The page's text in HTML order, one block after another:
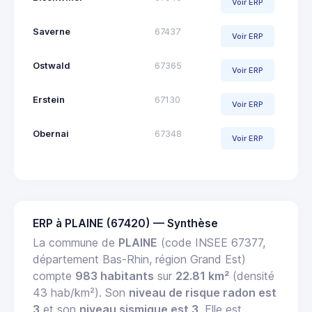
Voir ERP
Saverne 67437 Voir ERP
Ostwald 67365 Voir ERP
Erstein 67130 Voir ERP
Obernai 67348 Voir ERP
ERP à PLAINE (67420) — Synthèse
La commune de PLAINE (code INSEE 67377,
département Bas-Rhin, région Grand Est)
compte 983 habitants sur 22.81 km² (densité
43 hab/km²). Son niveau de risque radon est